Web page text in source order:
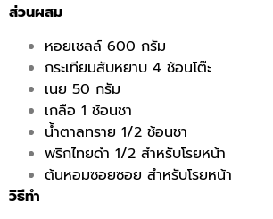
ส่วนผสม
หอยเชลล์ 600 กรัม
กระเทียมสับหยาบ 4 ช้อนโต๊ะ
เนย 50 กรัม
เกลือ 1 ช้อนชา
น้ำตาลทราย 1/2 ช้อนชา
พริกไทยดำ 1/2 สำหรับโรยหน้า
ต้นหอมซอยซอย สำหรับโรยหน้า
วิธีทำ